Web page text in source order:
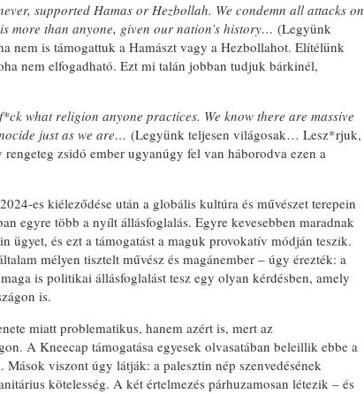
supported Hamas or Hezbollah. We condemn all attacks on
more than anyone, given our nation’s history… (Legyünk
nem is támogattuk a Hamászt vagy a Hezbollahot. Elítélünk
nem elfogadható. Ezt mi talán jobban tudjuk bárkinél,
what religion anyone practices. We know there are massive
just as we are… (Legyünk teljesen világosak… Lesz*rjuk,
zsidó ember ugyanúgy fel van háborodva ezen a
es kiéleződése után a globális kultúra és művészet terepein
egyre több a nyílt állásfoglalás. Egyre kevesebben maradnak
ügyet, és ezt a támogatást a maguk provokatív módján teszik.
mélyen tisztelt művész és magánember – úgy érezték: a
is politikai állásfoglalást tesz egy olyan kérdésben, amely
is.
miatt problematikus, hanem azért is, mert az
A Kneecap támogatása egyesek olvasatában beleillik ebbe a
viszont úgy látják: a palesztin nép szenvedésének
kötelesség. A két értelmezés párhuzamosan létezik – és